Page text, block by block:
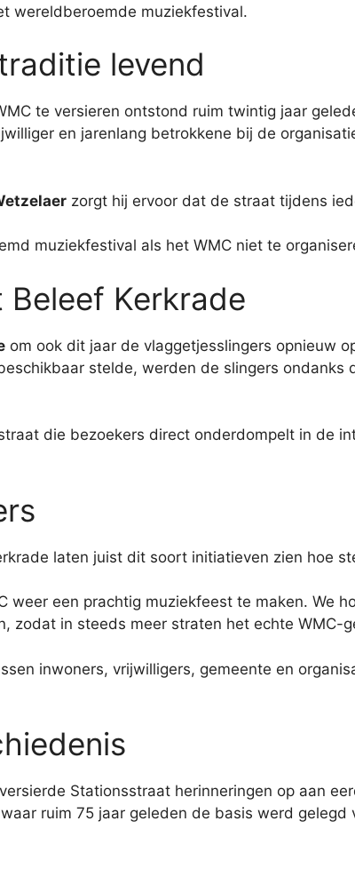
wereldberoemde muziekfestival.
levend
te versieren ontstond ruim twintig jaar
en jarenlang betrokkene bij de
zorgt hij ervoor dat de straat tijdens
muziekfestival als het WMC niet te
Beleef Kerkrade
om ook dit jaar de vlaggetjesslingers opnieuw
stelde, werden de slingers
die bezoekers direct onderdompelt in de
laten juist dit soort initiatieven zien hoe
weer een prachtig muziekfeest te maken. We
zodat in steeds meer straten het echte WMC-
inwoners, vrijwilligers, gemeente en
Stationsstraat herinneringen op aan
ruim 75 jaar geleden de basis werd